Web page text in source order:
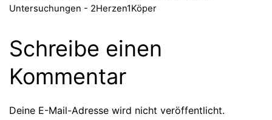
Untersuchungen - 2Herzen1Köper
Schreibe einen
Kommentar
Deine E-Mail-Adresse wird nicht veröffentlicht.